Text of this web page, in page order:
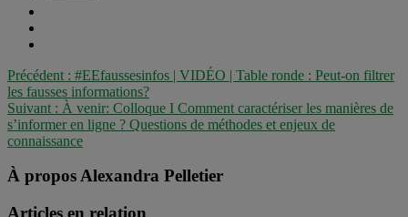
Précédent : #EEfaussesinfos | VIDÉO | Table ronde : Peut-on filtrer
les fausses informations?
Suivant : À venir: Colloque I Comment caractériser les manières de
s’informer en ligne ? Questions de méthodes et enjeux de
connaissance
À propos Alexandra Pelletier
Articles en relation